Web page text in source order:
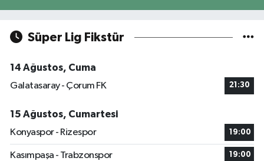
Süper Lig Fikstür
14 Ağustos, Cuma
Galatasaray - Çorum FK
21:30
15 Ağustos, Cumartesi
Konyaspor - Rizespor
19:00
Kasımpaşa - Trabzonspor 19:00